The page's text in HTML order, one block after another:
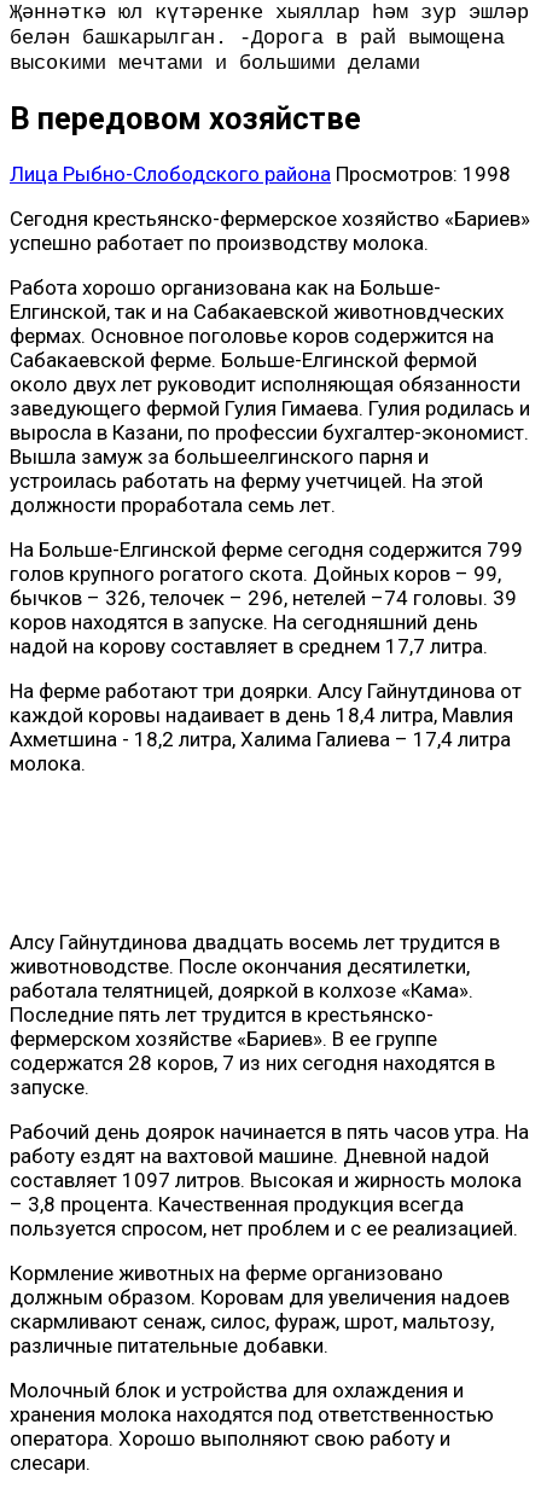
Җәннәткә юл күтәренке хыяллар һәм зур эшләр
белән башкарылган. -Дорога в рай вымощена
высокими мечтами и большими делами
В передовом хозяйстве
Лица Рыбно-Слободского района Просмотров: 1998
Сегодня крестьянско-фермерское хозяйство «Бариев»
успешно работает по производству молока.
Работа хорошо организована как на Больше-
Елгинской, так и на Сабакаевской животновдческих
фермах. Основное поголовье коров содержится на
Сабакаевской ферме. Больше-Елгинской фермой
около двух лет руководит исполняющая обязанности
заведующего фермой Гулия Гимаева. Гулия родилась и
выросла в Казани, по профессии бухгалтер-экономист.
Вышла замуж за большеелгинского парня и
устроилась работать на ферму учетчицей. На этой
должности проработала семь лет.
На Больше-Елгинской ферме сегодня содержится 799
голов крупного рогатого скота. Дойных коров – 99,
бычков – 326, телочек – 296, нетелей –74 головы. 39
коров находятся в запуске. На сегодняшний день
надой на корову составляет в среднем 17,7 литра.
На ферме работают три доярки. Алсу Гайнутдинова от
каждой коровы надаивает в день 18,4 литра, Мавлия
Ахметшина - 18,2 литра, Халима Галиева – 17,4 литра
молока.
Алсу Гайнутдинова двадцать восемь лет трудится в
животноводстве. После окончания десятилетки,
работала телятницей, дояркой в колхозе «Кама».
Последние пять лет трудится в крестьянско-
фермерском хозяйстве «Бариев». В ее группе
содержатся 28 коров, 7 из них сегодня находятся в
запуске.
Рабочий день доярок начинается в пять часов утра. На
работу ездят на вахтовой машине. Дневной надой
составляет 1097 литров. Высокая и жирность молока
– 3,8 процента. Качественная продукция всегда
пользуется спросом, нет проблем и с ее реализацией.
Кормление животных на ферме организовано
должным образом. Коровам для увеличения надоев
скармливают сенаж, силос, фураж, шрот, мальтозу,
различные питательные добавки.
Молочный блок и устройства для охлаждения и
хранения молока находятся под ответственностью
оператора. Хорошо выполняют свою работу и
слесари.